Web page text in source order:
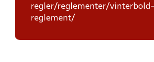
regler/reglementer/vinterbold-
reglement/